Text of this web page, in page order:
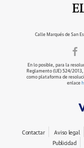
Calle Marqués de San
En lo posible, para la
Reglamento (UE) 524/
como plataforma de
enlace
Contactar Aviso legal
Publicidad